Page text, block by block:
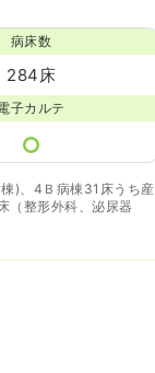
詳細を見る
病床数
284床
子カルテ
)、4Ｂ病棟31床うち産
（整形外科、泌尿器